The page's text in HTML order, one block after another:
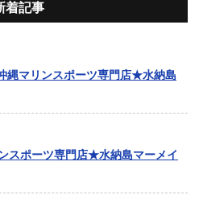
着記事
縄マリンスポーツ専門店★水納島
スポーツ専門店★水納島マーメイ